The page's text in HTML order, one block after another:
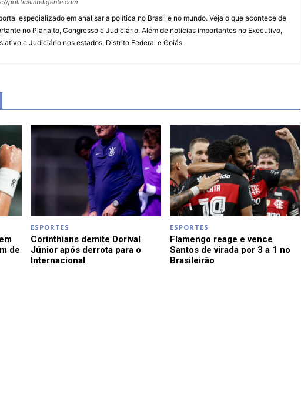
politicainteligente.com
especializado em analisar a política no Brasil e no mundo. Veja o que acontece de
no Planalto, Congresso e Judiciário. Além de notícias importantes no Executivo,
e Judiciário nos estados, Distrito Federal e Goiás.
de
ESPORTES
Corinthians demite Dorival
Júnior após derrota para o
Internacional
ESPORTES
Flamengo reage e vence
Santos de virada por 3 a 1 no
Brasileirão